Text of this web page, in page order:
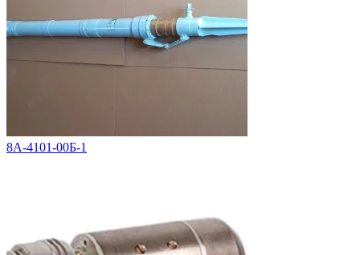
8А-4101-00Б-1